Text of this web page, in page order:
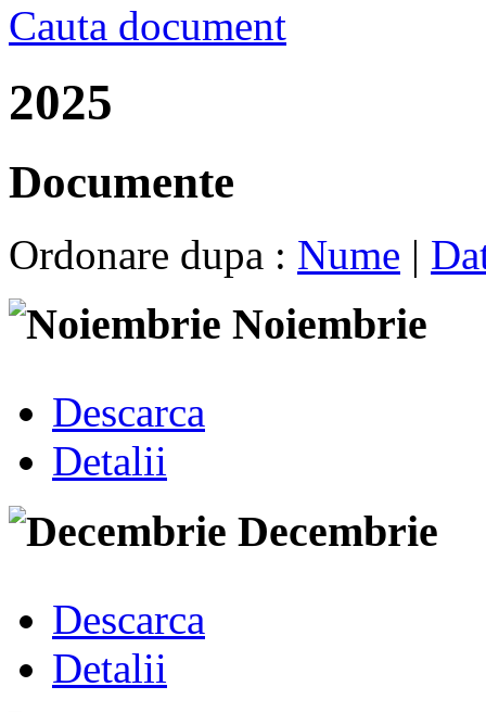
Cauta document
2025
Documente
Ordonare dupa : Nume |
Noiembrie
Descarca
Detalii
Decembrie
Descarca
Detalii